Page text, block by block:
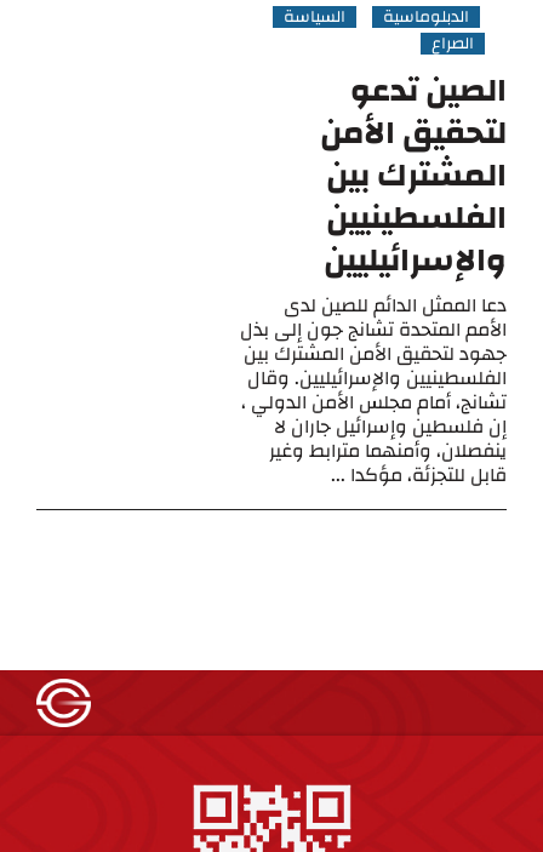
الدبلوماسية
السياسة
الصراع
الصين تدعو
لتحقيق الأمن
المشترك بين
الفلسطينيين
والإسرائيليين
دعا الممثل الدائم للصين لدى
الأمم المتحدة تشانج جون إلى بذل
جهود لتحقيق الأمن المشترك بين
الفلسطينيين والإسرائيليين. وقال
تشانج، أمام مجلس الأمن الدولي ،
إن فلسطين وإسرائيل جاران لا
ينفصلان، وأمنهما مترابط وغير
قابل للتجزئة، مؤكدا ...